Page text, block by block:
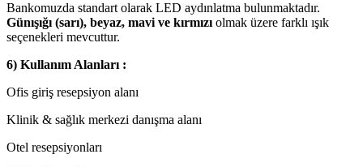
Bankomuzda standart olarak LED aydınlatma bulunmaktadır.
Günışığı (sarı), beyaz, mavi ve kırmızı olmak üzere farklı ışık
seçenekleri mevcuttur.
6) Kullanım Alanları :
Ofis giriş resepsiyon alanı
Klinik & sağlık merkezi danışma alanı
Otel resepsiyonları